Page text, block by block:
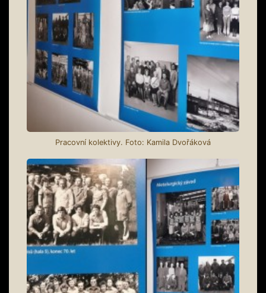
Pracovní kolektivy. Foto: Kamila Dvořáková